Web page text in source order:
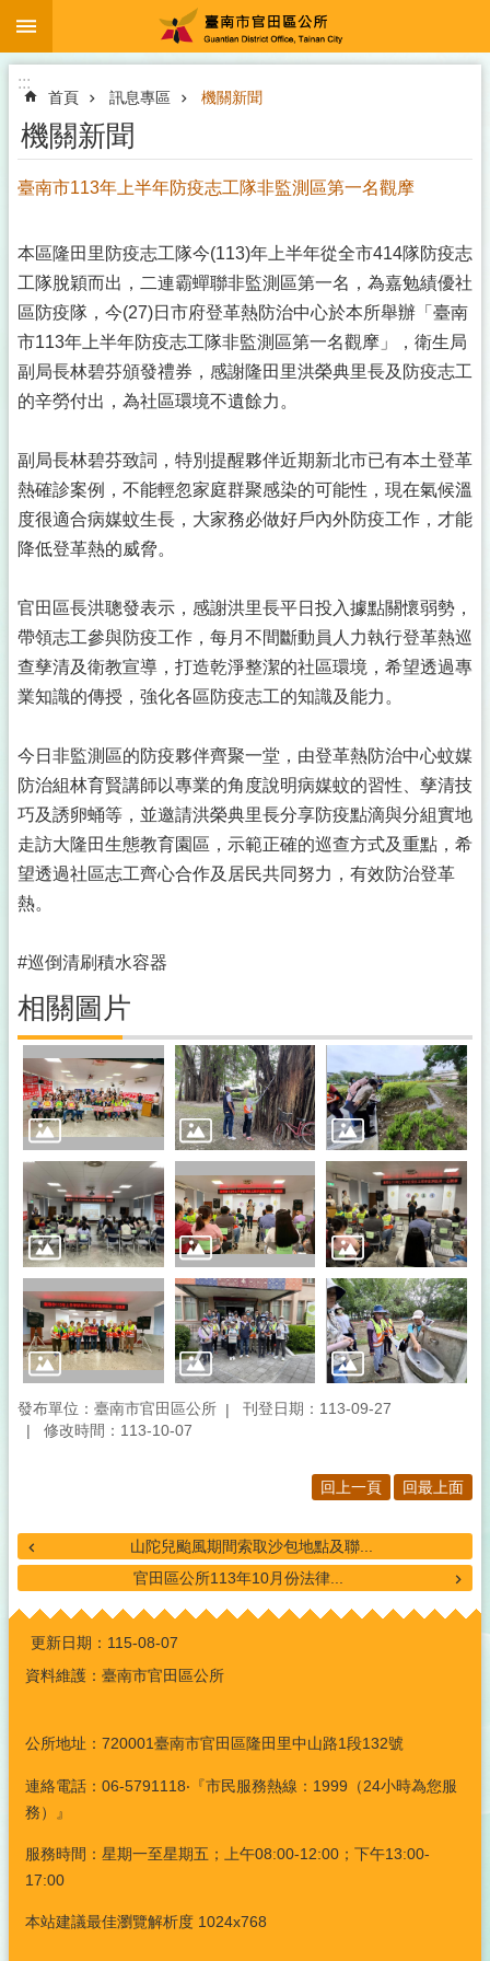
跳到主要內容區塊
搜
尋
階
搜
尋
革
熱
治
專
區
及
預
注
射
疫
苗
接
新
型
冠
狀
病
及
流
行
性
感
冒
防
疫
區
認
識
官
田
便
民
服
線
上
申
辦
機
關
介
紹
訊
特
田
社
會
利
專
區
災
害
防
救
專
:::
首頁 訊息專區 機關新聞
機關新聞
臺南市113年上半年防疫志工隊非監測區第一名觀摩
本區隆田里防疫志工隊今(113)年上半年從全市414隊防疫志
工隊脫穎而出，二連霸蟬聯非監測區第一名，為嘉勉績優社
區防疫隊，今(27)日市府登革熱防治中心於本所舉辦「臺南
市113年上半年防疫志工隊非監測區第一名觀摩」，衛生局
副局長林碧芬頒發禮券，感謝隆田里洪榮典里長及防疫志工
的辛勞付出，為社區環境不遺餘力。
副局長林碧芬致詞，特別提醒夥伴近期新北市已有本土登革
熱確診案例，不能輕忽家庭群聚感染的可能性，現在氣候溫
度很適合病媒蚊生長，大家務必做好戶內外防疫工作，才能
降低登革熱的威脅。
官田區長洪聰發表示，感謝洪里長平日投入據點關懷弱勢，
帶領志工參與防疫工作，每月不間斷動員人力執行登革熱巡
查孳清及衛教宣導，打造乾淨整潔的社區環境，希望透過專
業知識的傳授，強化各區防疫志工的知識及能力。
今日非監測區的防疫夥伴齊聚一堂，由登革熱防治中心蚊媒
防治組林育賢講師以專業的角度說明病媒蚊的習性、孳清技
巧及誘卵蛹等，並邀請洪榮典里長分享防疫點滴與分組實地
走訪大隆田生態教育園區，示範正確的巡查方式及重點，希
望透過社區志工齊心合作及居民共同努力，有效防治登革
熱。
#巡倒清刷積水容器
相關圖片
發布單位：臺南市官田區公所
刊登日期：113-09-27
修改時間：113-10-07
回上一頁 回最上面
山陀兒颱風期間索取沙包地點及聯...
官田區公所113年10月份法律...
:::
更新日期： 115-08-07
資料維護：臺南市官田區公所
公所地址：720001臺南市官田區隆田里中山路1段132號
連絡電話：06-5791118‧『市民服務熱線：1999（24小時為您服
務）』
服務時間：星期一至星期五；上午08:00-12:00；下午13:00-
17:00
本站建議最佳瀏覽解析度 1024x768